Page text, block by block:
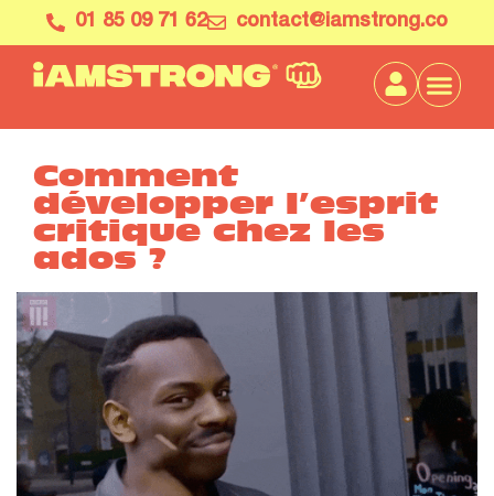
01 85 09 71 62 contact@iamstrong.co
Comment
développer l’esprit
critique chez les
ados ?